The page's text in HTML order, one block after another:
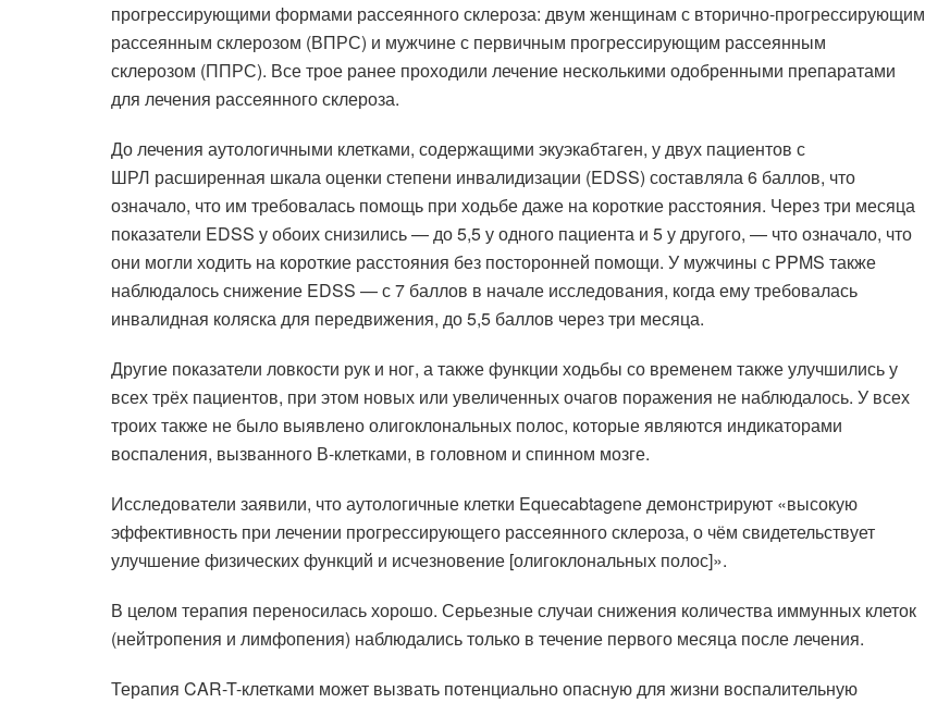
прогрессирующими формами рассеянного склероза: двум женщинам с вторично-прогрессирующим
рассеянным склерозом (ВПРС) и мужчине с первичным прогрессирующим рассеянным
склерозом (ППРС). Все трое ранее проходили лечение несколькими одобренными препаратами
для лечения рассеянного склероза.
До лечения аутологичными клетками, содержащими экуэкабтаген, у двух пациентов с
ШРЛ расширенная шкала оценки степени инвалидизации (EDSS) составляла 6 баллов, что
означало, что им требовалась помощь при ходьбе даже на короткие расстояния. Через три месяца
показатели EDSS у обоих снизились — до 5,5 у одного пациента и 5 у другого, — что означало, что
они могли ходить на короткие расстояния без посторонней помощи. У мужчины с PPMS также
наблюдалось снижение EDSS — с 7 баллов в начале исследования, когда ему требовалась
инвалидная коляска для передвижения, до 5,5 баллов через три месяца.
Другие показатели ловкости рук и ног, а также функции ходьбы со временем также улучшились у
всех трёх пациентов, при этом новых или увеличенных очагов поражения не наблюдалось. У всех
троих также не было выявлено олигоклональных полос, которые являются индикаторами
воспаления, вызванного В-клетками, в головном и спинном мозге.
Исследователи заявили, что аутологичные клетки Equecabtagene демонстрируют «высокую
эффективность при лечении прогрессирующего рассеянного склероза, о чём свидетельствует
улучшение физических функций и исчезновение [олигоклональных полос]».
В целом терапия переносилась хорошо. Серьезные случаи снижения количества иммунных клеток
(нейтропения и лимфопения) наблюдались только в течение первого месяца после лечения.
Терапия CAR-T-клетками может вызвать потенциально опасную для жизни воспалительную